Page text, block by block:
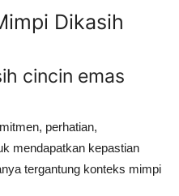
Dikasih
cincin emas
perhatian,
mendapatkan kepastian
tergantung konteks mimpi